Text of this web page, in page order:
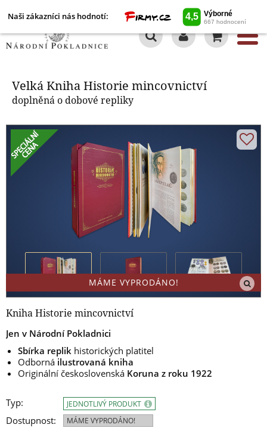
Naši zákazníci nás hodnotí:
Velká Kniha Historie mincovnictví
doplněná o dobové repliky
MÁME VYPRODÁNO!
Kniha Historie mincovnictví
Jen v Národní Pokladnici
Sbírka replik historických platitel
Odborná ilustrovaná kniha
Originální československá Koruna z roku 1922
Typ:
Dostupnost:
JEDNOTLIVÝ PRODUKT
MÁME VYPRODÁNO!
Velká Kniha Historie mincovnictví